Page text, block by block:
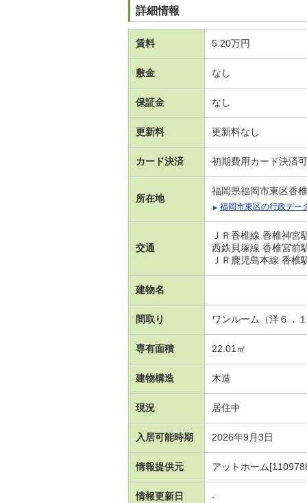
詳細情報
賃料 5.20万円
敷金 なし
保証金 なし
更新料 更新料なし
カード決済 初期費用カード決済可
所在地
福岡県福岡市東区香
福岡市東区の行政デー
交通
ＪＲ香椎線 香椎神宮
西鉄貝塚線 香椎宮前
ＪＲ鹿児島本線 香椎
建物名
間取り ワンルーム（洋６．
専有面積 22.01㎡
建物構造 木造
現況 居住中
入居可能時期 2026年9月3日
情報提供元 アットホーム
情報更新日 -